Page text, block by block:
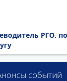
РГО,
событий